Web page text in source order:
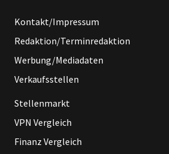
Kontakt/Impressum
Redaktion/Terminredaktion
Werbung/Mediadaten
Verkaufsstellen
Stellenmarkt
VPN Vergleich
Finanz Vergleich